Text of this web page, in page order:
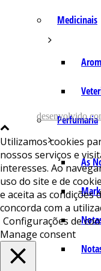
Medicinais
Perfumaria
As
desenvolvido
Utilizamos cookies
nossos serviços e
interesses. Ao
uso do site e de
e aceita as condições
concorda com a
Configurações de
Manage consent